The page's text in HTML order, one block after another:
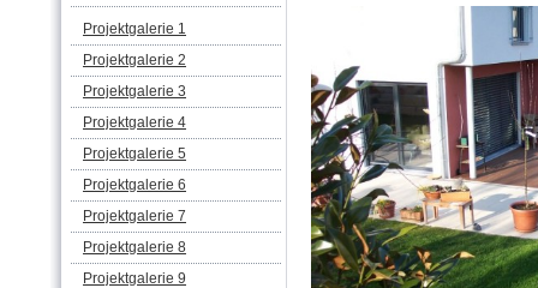
Projektgalerie 1
Projektgalerie 2
Projektgalerie 3
Projektgalerie 4
Projektgalerie 5
Projektgalerie 6
Projektgalerie 7
Projektgalerie 8
Projektgalerie 9